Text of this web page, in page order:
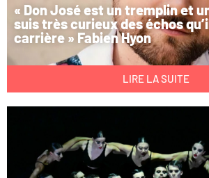
« Don José est un tremplin et
suis très curieux des échos
carrière » Fabien Hyon
LIRE LA SUITE